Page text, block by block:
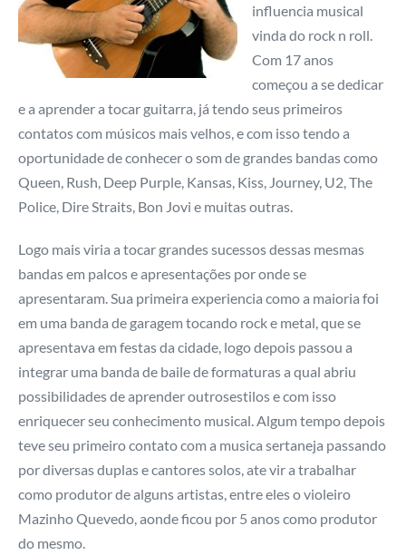
influencia musical
vinda do rock n roll.
Com 17 anos
começou a se dedicar
e a aprender a tocar guitarra, já tendo seus primeiros
contatos com músicos mais velhos, e com isso tendo a
oportunidade de conhecer o som de grandes bandas como
Queen, Rush, Deep Purple, Kansas, Kiss, Journey, U2, The
Police, Dire Straits, Bon Jovi e muitas outras.
Logo mais viria a tocar grandes sucessos dessas mesmas
bandas em palcos e apresentações por onde se
apresentaram. Sua primeira experiencia como a maioria foi
em uma banda de garagem tocando rock e metal, que se
apresentava em festas da cidade, logo depois passou a
integrar uma banda de baile de formaturas a qual abriu
possibilidades de aprender outrosestilos e com isso
enriquecer seu conhecimento musical. Algum tempo depois
teve seu primeiro contato com a musica sertaneja passando
por diversas duplas e cantores solos, ate vir a trabalhar
como produtor de alguns artistas, entre eles o violeiro
Mazinho Quevedo, aonde ficou por 5 anos como produtor
do mesmo.